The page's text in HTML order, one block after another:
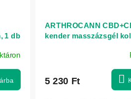
1 db
ARTHROCANN
kender masszázsgél
átlagos
5 230 Ft